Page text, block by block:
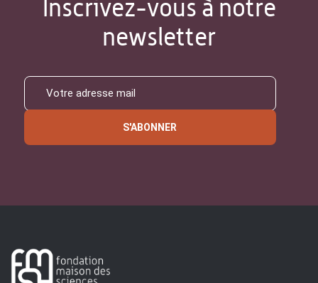
Inscrivez-vous à notre
newsletter
S'ABONNER